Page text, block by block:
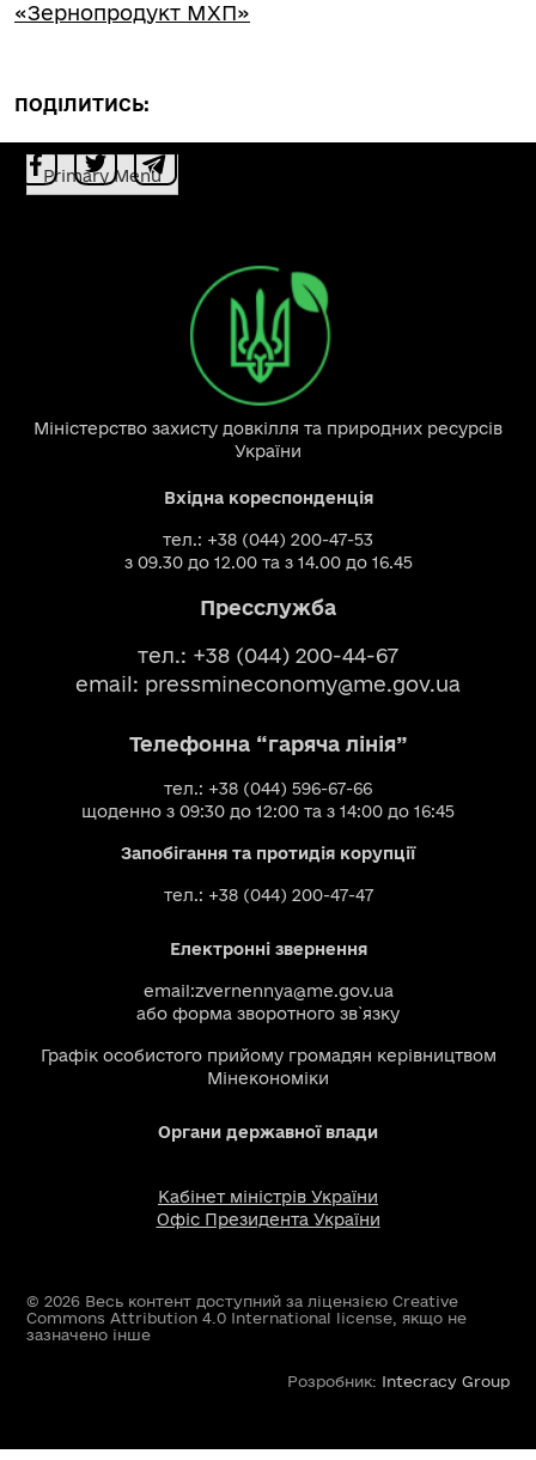
«Зернопродукт МХП»
ПОДІЛИТИСЬ:
Primary Menu
Міністерство захисту довкілля та природних ресурсів
України
Вхідна кореспонденція
тел.: +38 (044) 200-47-53
з 09.30 до 12.00 та з 14.00 до 16.45
Пресслужба
тел.: +38 (044) 200-44-67
email: pressmineconomy@me.gov.ua
Телефонна “гаряча лінія”
тел.: +38 (044) 596-67-66
щоденно з 09:30 до 12:00 та з 14:00 до 16:45
Запобігання та протидія корупції
тел.: +38 (044) 200-47-47
Електронні звернення
email:zvernennya@me.gov.ua
або форма зворотного зв`язку
Графік особистого прийому громадян керівництвом
Мінекономіки
Органи державної влади
Кабінет міністрів України
Офіс Президента України
© 2026 Весь контент доступний за ліцензією Creative
Commons Attribution 4.0 International license, якщо не
зазначено інше
Розробник: Intecracy Group